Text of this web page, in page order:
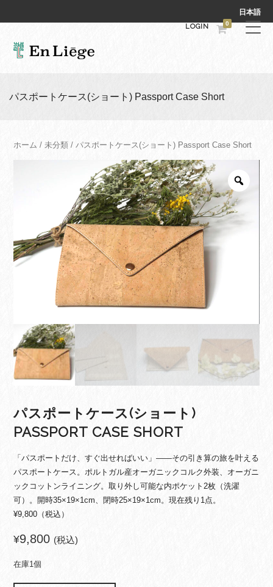
日本語
LOGIN 0
パスポートケース(ショート) Passport Case Short
ホーム /未分類 / パスポートケース(ショート) Passport Case Short
パスポートケース(ショート)
PASSPORT CASE SHORT
「パスポートだけ、すぐ出せればいい」——その引き算の旅を叶える
パスポートケース。ポルトガル産オーガニックコルク外装、オーガニ
ックコットンライニング。取り外し可能な内ポケット2枚（洗濯
可）。開時35×19×1cm、閉時25×19×1cm。現在残り1点。
¥9,800（税込）
¥9,800 (税込)
在庫1個